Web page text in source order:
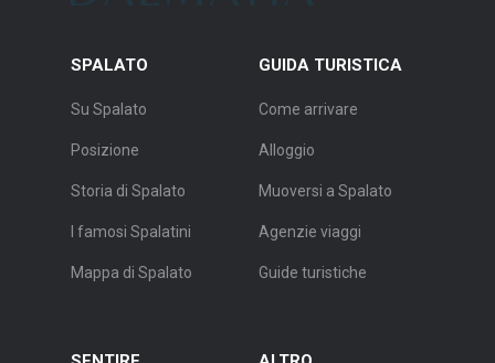
SPALATO
Su Spalato
Posizione
Storia di Spalato
I famosi Spalatini
Mappa di Spalato
GUIDA TURISTICA
Come arrivare
Alloggio
Muoversi a Spalato
Agenzie viaggi
Guide turistiche